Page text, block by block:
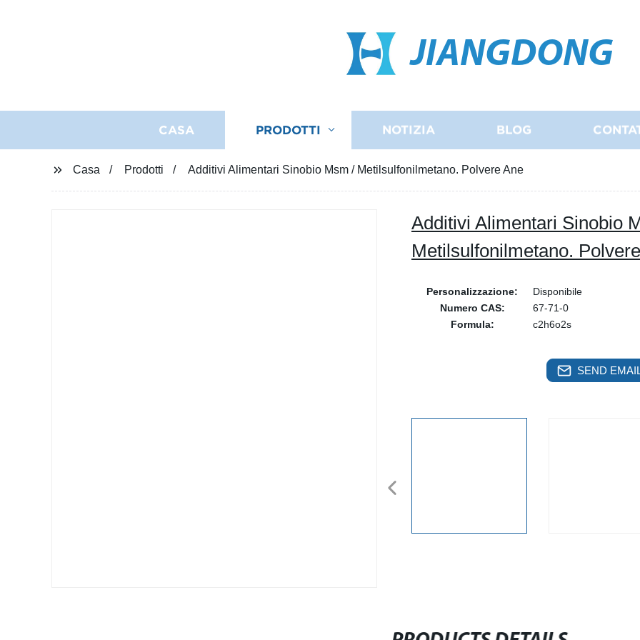
JIANGDONG
CASA PRODOTTI NOTIZIA BLOG
Casa Prodotti Additivi Alimentari Sinobio Msm / Metilsulfonilmetano. Polvere Ane
Additivi Alimentari Sinobio
Metilsulfonilmetano.
Personalizzazione:
Disponibile
Numero CAS:
67-71-0
Formula:
c2h6o2s
SEND